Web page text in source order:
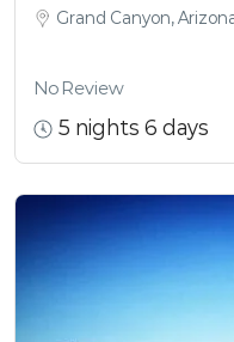
Grand Canyon,
No Review
5 nights 6 days